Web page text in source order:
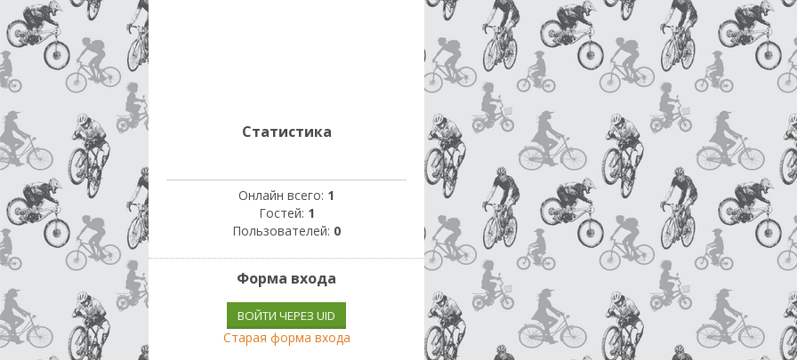
Статистика
Онлайн всего: 1
Гостей: 1
Пользователей: 0
Форма входа
ВОЙТИ ЧЕРЕЗ UID
Старая форма входа